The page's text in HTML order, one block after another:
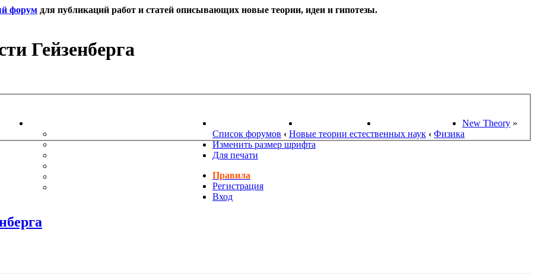
форум для публикаций работ и статей описывающих новые теории, идеи и гипотезы.
Гейзенберга
ПОЖЕЛАНИЯ
НОВОСТИ НАУКИ ПОИСК ТЕОРИЙ СТАРЫЙ ПОРТАЛ New Theory »
Список форумов ‹ Новые теории естественных наук ‹ Физика
Изменить размер шрифта
Для печати
Правила
Регистрация
Вход